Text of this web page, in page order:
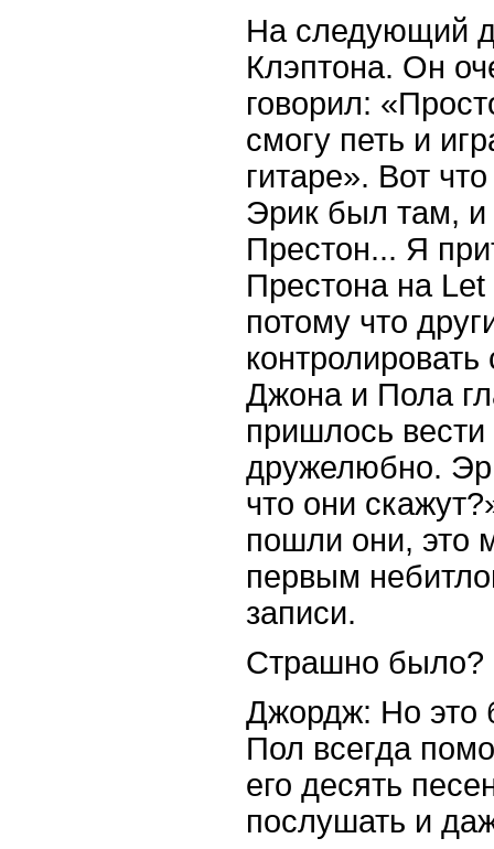
На следующий
Клэптона. Он
говорил:
смогу петь и
гитаре». Вот
Эрик был там,
Престон... Я
Престона на
потому что
Джона и Пола
пришлось
дружелюбно.
что они
пошли они, это
первым
записи.
Страшно было?
Джордж: Но это
Пол всегда
его десять
послушать и